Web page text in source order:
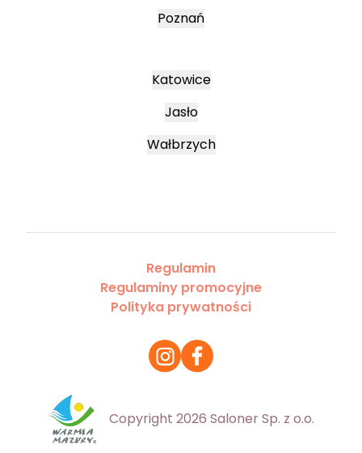
Poznań
Katowice
Jasło
Wałbrzych
Regulamin
Regulaminy promocyjne
Polityka prywatności
Copyright 2026 Saloner Sp. z o.o.